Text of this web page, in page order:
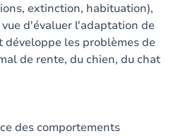
extinction, habituation),
d'évaluer l'adaptation de
développe les problèmes de
de rente, du chien, du chat
des comportements